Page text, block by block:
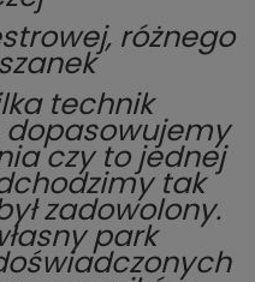
różnego
technik
dopasowujemy
czy to jednej
tak
zadowolony.
park